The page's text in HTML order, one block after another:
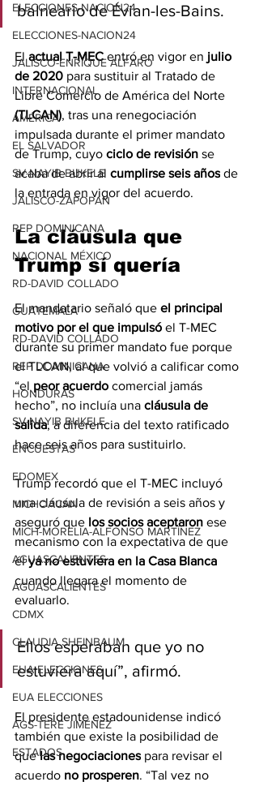
ELECCIONES-NACION24
ELECCIONES-NACION24
JALISCO-ENRIQUE ALFARO
INTERNACIONAL
AMÉRICA
EL SALVADOR
SV-NAYIB BUKELE
JALISCO-ZAPOPAN
REP DOMINICANA
NACIONAL MÉXICO
RD-DAVID COLLADO
GUATEMALA
RD-DAVID COLLADO
REP DOMINICANA
HONDURAS
SV-NAYIB BUKELE
ENCUESTAS
EDOMEX
MICHOACÁN
MICH-MORELIA-ALFONSO MARTÍNEZ
AGUASCALIENTES
AGUASCALIENTES
CDMX
CLAUDIA SHEINBAUM
EUA ELECCIONES
EUA ELECCIONES
AGS-TERE JIMÉNEZ
ESTADOS
balneario de Évian-les-Bains.
El actual T-MEC entró en vigor en julio
de 2020 para sustituir al Tratado de
Libre Comercio de América del Norte
(TLCAN), tras una renegociación
impulsada durante el primer mandato
de Trump, cuyo ciclo de revisión se
acaba de abrir al cumplirse seis años de
la entrada en vigor del acuerdo.
La cláusula que
Trump sí quería
El mandatario señaló que el principal
motivo por el que impulsó el T-MEC
durante su primer mandato fue porque
el TLCAN, al que volvió a calificar como
“el peor acuerdo comercial jamás
hecho”, no incluía una cláusula de
salida, a diferencia del texto ratificado
hace seis años para sustituirlo.
Trump recordó que el T-MEC incluyó
una cláusula de revisión a seis años y
aseguró que los socios aceptaron ese
mecanismo con la expectativa de que
él ya no estuviera en la Casa Blanca
cuando llegara el momento de
evaluarlo.
Ellos esperaban que yo no
estuviera aquí”, afirmó.
El presidente estadounidense indicó
también que existe la posibilidad de
que las negociaciones para revisar el
acuerdo no prosperen. “Tal vez no